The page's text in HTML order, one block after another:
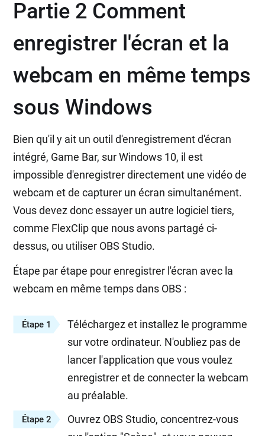
Partie 2 Comment
enregistrer l'écran et la
webcam en même temps
sous Windows
Bien qu'il y ait un outil d'enregistrement d'écran
intégré, Game Bar, sur Windows 10, il est
impossible d'enregistrer directement une vidéo de
webcam et de capturer un écran simultanément.
Vous devez donc essayer un autre logiciel tiers,
comme FlexClip que nous avons partagé ci-
dessus, ou utiliser OBS Studio.
Étape par étape pour enregistrer l'écran avec la
webcam en même temps dans OBS :
Étape 1
Téléchargez et installez le programme
sur votre ordinateur. N'oubliez pas de
lancer l'application que vous voulez
enregistrer et de connecter la webcam
au préalable.
Étape 2
Ouvrez OBS Studio, concentrez-vous